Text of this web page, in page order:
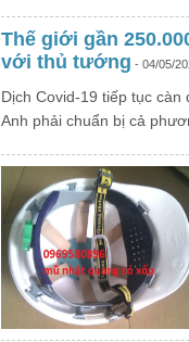
Thế giới gần
với thủ tướng - 04/05/
Dịch Covid-19 tiếp tục
Anh phải chuẩn bị cả